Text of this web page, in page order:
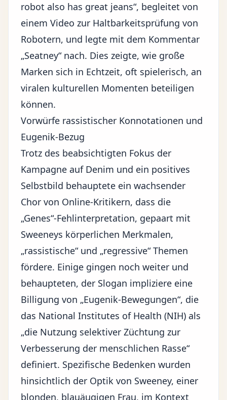
robot also has great jeans“, begleitet von
einem Video zur Haltbarkeitsprüfung von
Robotern, und legte mit dem Kommentar
„Seatney“ nach. Dies zeigte, wie große
Marken sich in Echtzeit, oft spielerisch, an
viralen kulturellen Momenten beteiligen
können.
Vorwürfe rassistischer Konnotationen und
Eugenik-Bezug
Trotz des beabsichtigten Fokus der
Kampagne auf Denim und ein positives
Selbstbild behauptete ein wachsender
Chor von Online-Kritikern, dass die
„Genes“-Fehlinterpretation, gepaart mit
Sweeneys körperlichen Merkmalen,
„rassistische“ und „regressive“ Themen
fördere. Einige gingen noch weiter und
behaupteten, der Slogan impliziere eine
Billigung von „Eugenik-Bewegungen“, die
das National Institutes of Health (NIH) als
„die Nutzung selektiver Züchtung zur
Verbesserung der menschlichen Rasse“
definiert. Spezifische Bedenken wurden
hinsichtlich der Optik von Sweeney, einer
blonden, blauäugigen Frau, im Kontext